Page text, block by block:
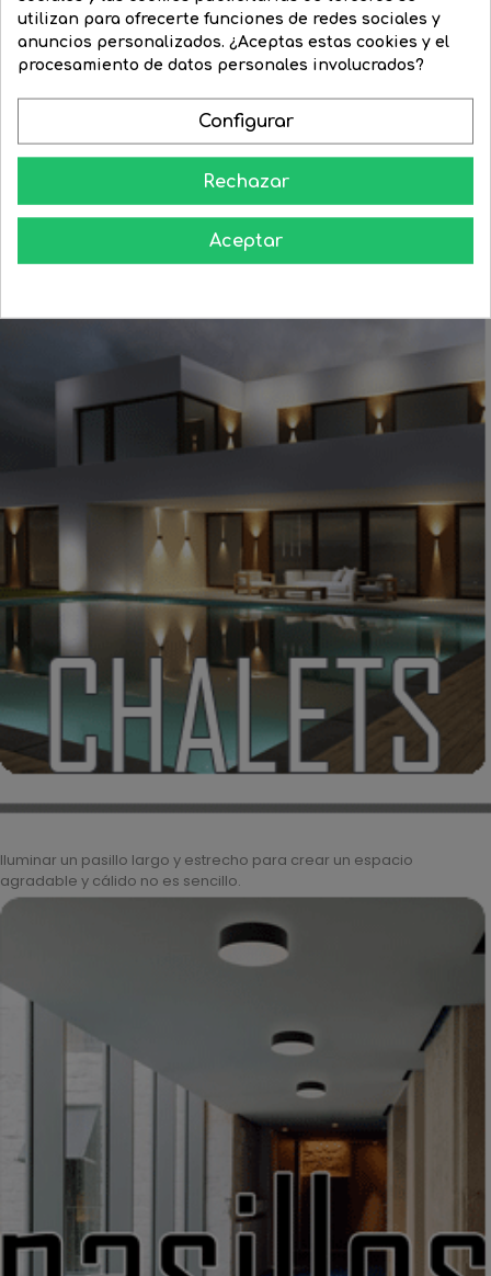
Adaptador SMART-
FLEXILIGHT...
Precio
9,08 € Precio
6,81 €

Precio
regular
12,71 € Precio
10,80 €
COMPRAR 
Iluminar un pasillo largo y estrecho para crear un espacio
agradable y cálido no es sencillo.
utilizan para ofrecerte funciones de redes sociales y
anuncios personalizados. ¿Aceptas estas cookies y el
procesamiento de datos personales involucrados?
Configurar
Rechazar
Aceptar